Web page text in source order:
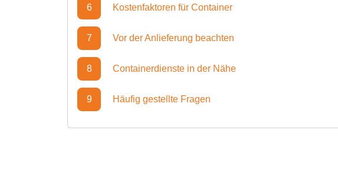
6 Kostenfaktoren für Container
7 Vor der Anlieferung beachten
8 Containerdienste in der Nähe
9 Häufig gestellte Fragen